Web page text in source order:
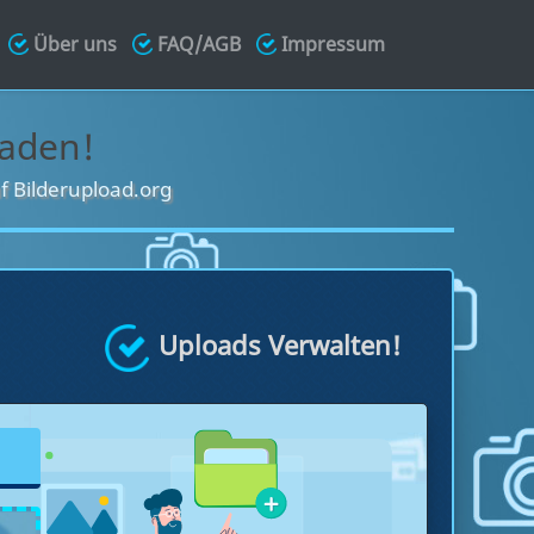
Über uns FAQ/AGB Impressum
Bilderupload.org
Uploads Verwalten!